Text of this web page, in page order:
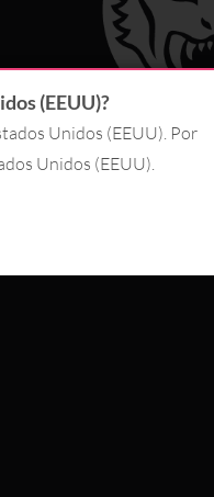
(EEUU)?
Unidos (EEUU). Por
Unidos (EEUU).